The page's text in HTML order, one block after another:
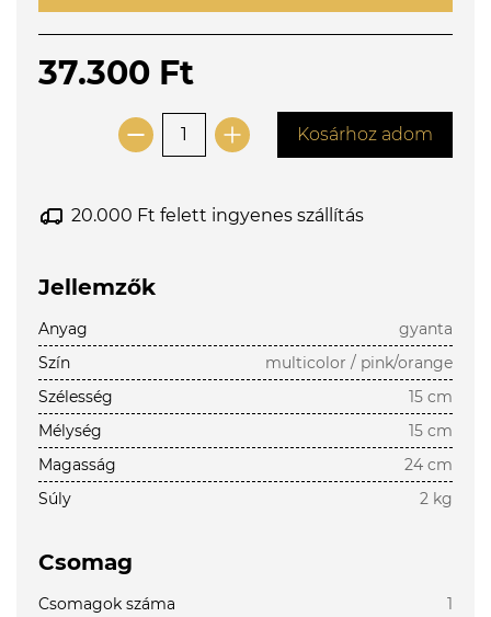
37.300 Ft
Kosárhoz adom
20.000 Ft felett ingyenes szállítás
Jellemzők
Anyag
gyanta
Szín
multicolor / pink/orange
Szélesség
15 cm
Mélység
15 cm
Magasság
24 cm
Súly
2 kg
Csomag
Csomagok száma
1